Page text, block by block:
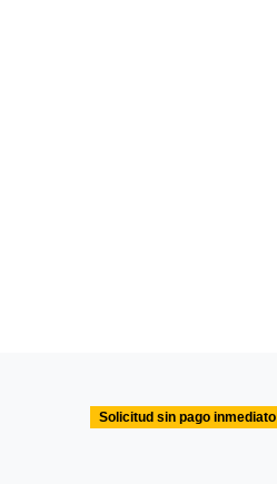
Solicitud sin pago inmediato